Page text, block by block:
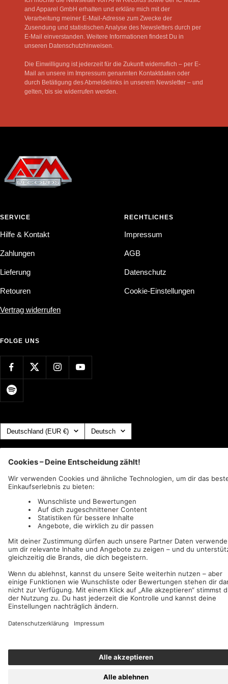
and Apparel GmbH erhalten und erkläre mich mit der
Verarbeitung meiner E-Mail-Adresse zum Zwecke der
Zusendung und statistischen Analyse des Newsletters durch per
E-Mail einverstanden. Weitere Informationen findest Du in
unseren Datenschutzhinweisen.
Die Einwilligung ist jederzeit für die Zukunft widerruflich – per E-
Mail an unsere im Impressum genannten Kontaktdaten oder
durch Betätigung des Abmeldelinks in unserem Newsletter – und
gelten, bis sie widerrufen werden.
SERVICE
Hilfe & Kontakt
Zahlungen
Lieferung
Retouren
Vertrag widerrufen
RECHTLICHES
Impressum
AGB
Datenschutz
Cookie-Einstellungen
FOLGE UNS
Land/Region Deutschland (EUR €) Sprache
Deutsch
AFM Records c/o IC Music and Apparel GmbH
Wir akzeptieren